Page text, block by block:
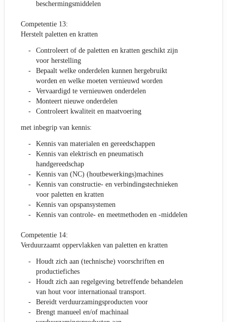
beschermingsmiddelen
Competentie 13:
Herstelt paletten en kratten
Controleert of de paletten en kratten geschikt zijn
voor herstelling
Bepaalt welke onderdelen kunnen hergebruikt
worden en welke moeten vernieuwd worden
Vervaardigd te vernieuwen onderdelen
Monteert nieuwe onderdelen
Controleert kwaliteit en maatvoering
met inbegrip van kennis:
Kennis van materialen en gereedschappen
Kennis van elektrisch en pneumatisch
handgereedschap
Kennis van (NC) (houtbewerkings)machines
Kennis van constructie- en verbindingstechnieken
voor paletten en kratten
Kennis van opspansystemen
Kennis van controle- en meetmethoden en -middelen
Competentie 14:
Verduurzaamt oppervlakken van paletten en kratten
Houdt zich aan (technische) voorschriften en
productiefiches
Houdt zich aan regelgeving betreffende behandelen
van hout voor internationaal transport.
Bereidt verduurzamingsproducten voor
Brengt manueel en/of machinaal